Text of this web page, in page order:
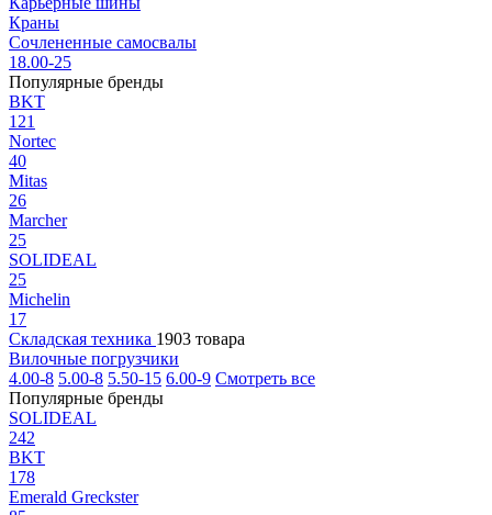
Краны
Сочлененные самосвалы
18.00-25
Популярные бренды
BKT
121
Nortec
40
Mitas
26
Marcher
25
SOLIDEAL
25
Michelin
17
Складская техника 1903 товара
Вилочные погрузчики
4.00-8 5.00-8 5.50-15 6.00-9 Смотреть все
Популярные бренды
SOLIDEAL
242
BKT
178
Emerald Greckster